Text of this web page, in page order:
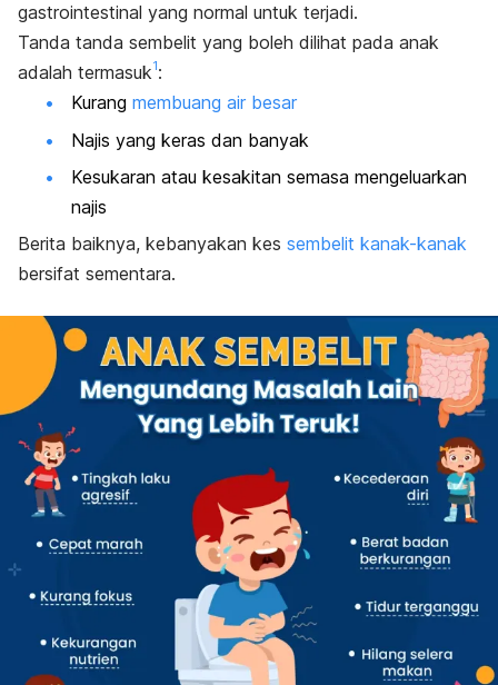
gastrointestinal yang normal untuk terjadi.
Tanda tanda sembelit yang boleh dilihat pada anak
adalah termasuk1:
Kurang membuang air besar
Najis yang keras dan banyak
Kesukaran atau kesakitan semasa mengeluarkan
najis
Berita baiknya, kebanyakan kes sembelit kanak-kanak
bersifat sementara.